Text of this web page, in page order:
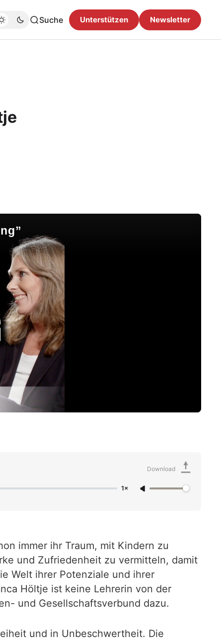
Suche Unterstützen Newsletter
1×
Download
immer ihr Traum, mit Kindern zu
und Zufriedenheit zu vermitteln, damit
Welt ihrer Potenziale und ihrer
Höltje ist keine Lehrerin von der
und Gesellschaftsverbund dazu.
und in Unbeschwertheit. Die